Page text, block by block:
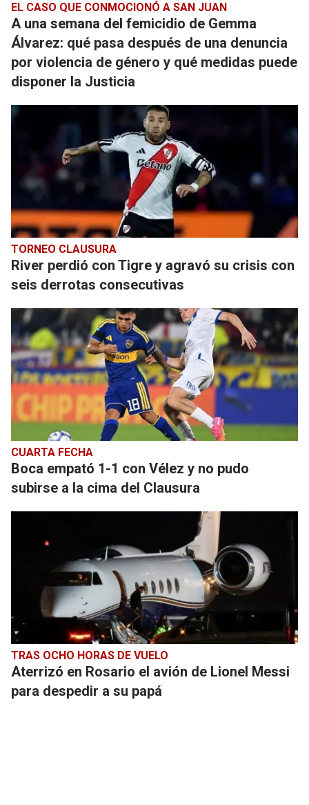
EL CASO QUE CONMOCIONÓ A SAN JUAN
A una semana del femicidio de Gemma
Álvarez: qué pasa después de una denuncia
por violencia de género y qué medidas puede
disponer la Justicia
TORNEO CLAUSURA
River perdió con Tigre y agravó su crisis con
seis derrotas consecutivas
CUARTA FECHA
Boca empató 1-1 con Vélez y no pudo
subirse a la cima del Clausura
TRAS OCHO HORAS DE VUELO
Aterrizó en Rosario el avión de Lionel Messi
para despedir a su papá